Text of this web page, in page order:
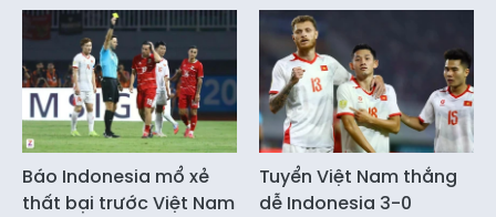
Báo Indonesia mổ xẻ
thất bại trước Việt Nam
Tuyển Việt Nam thắng
dễ Indonesia 3-0